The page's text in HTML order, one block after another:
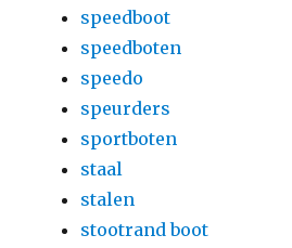
speedboot
speedboten
speedo
speurders
sportboten
staal
stalen
stootrand boot